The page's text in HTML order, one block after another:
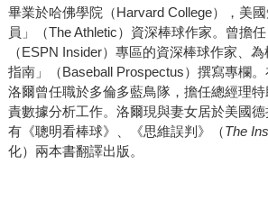
畢業於哈佛學院（Harvard College），美
員」（The Athletic）資深棒球作家。曾擔任
（ESPN Insider）專區的資深棒球作家、
指南」（Baseball Prospectus）撰寫專欄。
洛爾曾任職於多倫多藍鳥隊，擔任總經理
責數據分析工作。洛爾現與妻女居於美國
有《聰明看棒球》、《思維誤判》（The
化）兩本書翻譯出版。